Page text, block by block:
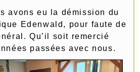
avons eu la démission du
Edenwald, pour faute de
Qu’il soit remercié
passées avec nous.